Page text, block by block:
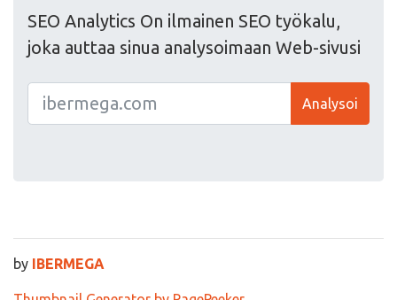
SEO Analytics On ilmainen SEO työkalu,
joka auttaa sinua analysoimaan Web-sivusi
Analysoi
by IBERMEGA